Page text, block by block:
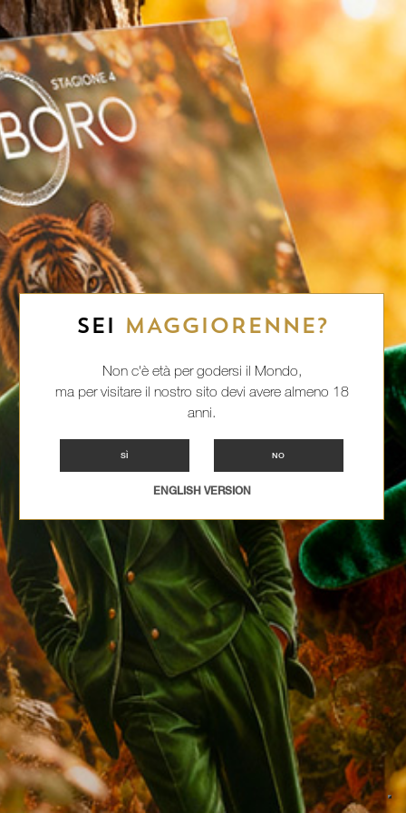
SEI MAGGIORENNE?
Non c'è età per godersi il Mondo,
ma per visitare il nostro sito devi avere almeno 18
anni.
SÌ NO
ENGLISH VERSION